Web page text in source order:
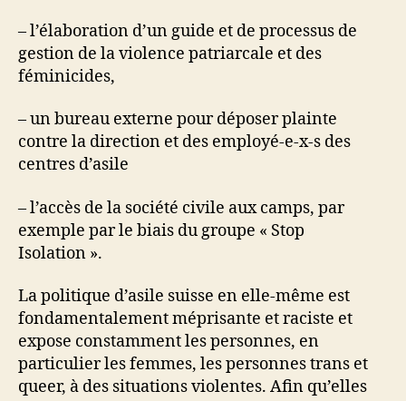
– l’élaboration d’un guide et de processus de
gestion de la violence patriarcale et des
féminicides,
– un bureau externe pour déposer plainte
contre la direction et des employé-e-x-s des
centres d’asile
– l’accès de la société civile aux camps, par
exemple par le biais du groupe « Stop
Isolation ».
La politique d’asile suisse en elle-même est
fondamentalement méprisante et raciste et
expose constamment les personnes, en
particulier les femmes, les personnes trans et
queer, à des situations violentes. Afin qu’elles